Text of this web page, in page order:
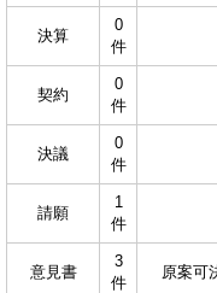
決算
0
件
契約
0
件
決議
0
件
請願
1
件
意見書
3
件
原案可